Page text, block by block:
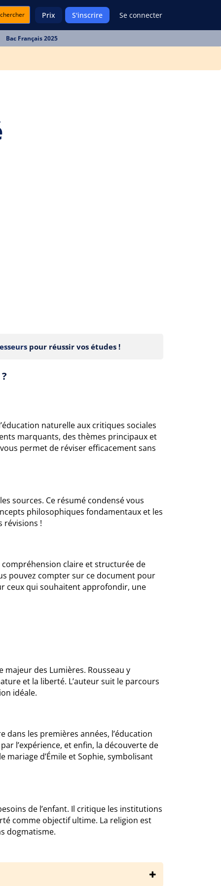
Prix S'inscrire Se connecter
Bac Français 2025
pour réussir vos études !
naturelle aux critiques sociales
marquants, des thèmes principaux et
permet de réviser efficacement sans
sources. Ce résumé condensé vous
philosophiques fondamentaux et les
révisions !
claire et structurée de
pouvez compter sur ce document pour
ceux qui souhaitent approfondir, une
majeur des Lumières. Rousseau y
et la liberté. L’auteur suit le parcours
idéale.
dans les premières années, l’éducation
l’expérience, et enfin, la découverte de
mariage d’Émile et Sophie, symbolisant
de l’enfant. Il critique les institutions
comme objectif ultime. La religion est
dogmatisme.